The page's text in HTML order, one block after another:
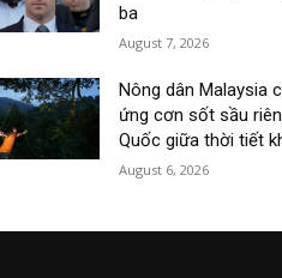
ba
August 7, 2026
Nông dân Malaysia
ứng cơn sốt sầu
Quốc giữa thời tiết
August 6, 2026